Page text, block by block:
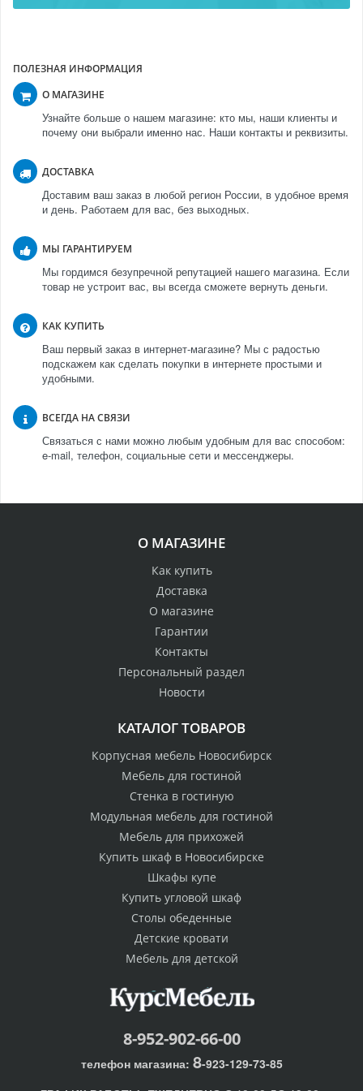
ПОЛЕЗНАЯ ИНФОРМАЦИЯ
О МАГАЗИНЕ
Узнайте больше о нашем магазине: кто мы, наши клиенты и
почему они выбрали именно нас. Наши контакты и реквизиты.
ДОСТАВКА
Доставим ваш заказ в любой регион России, в удобное время
и день. Работаем для вас, без выходных.
МЫ ГАРАНТИРУЕМ
Мы гордимся безупречной репутацией нашего магазина. Если
товар не устроит вас, вы всегда сможете вернуть деньги.
КАК КУПИТЬ
Ваш первый заказ в интернет-магазине? Мы с радостью
подскажем как сделать покупки в интернете простыми и
удобными.
ВСЕГДА НА СВЯЗИ
Связаться с нами можно любым удобным для вас способом:
e-mail, телефон, социальные сети и мессенджеры.
О МАГАЗИНЕ
Как купить
Доставка
О магазине
Гарантии
Контакты
Персональный раздел
Новости
КАТАЛОГ ТОВАРОВ
Корпусная мебель Новосибирск
Мебель для гостиной
Стенка в гостиную
Модульная мебель для гостиной
Мебель для прихожей
Купить шкаф в Новосибирске
Шкафы купе
Купить угловой шкаф
Столы обеденные
Детские кровати
Мебель для детской
8-952-902-66-00
телефон магазина: 8-923-129-73-85